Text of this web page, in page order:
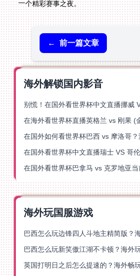
一个精彩赛事之夜。
← 前一篇文章
海外解锁国内影音
海外玩国服游戏
英国打明日之后怎么提速的？海外畅